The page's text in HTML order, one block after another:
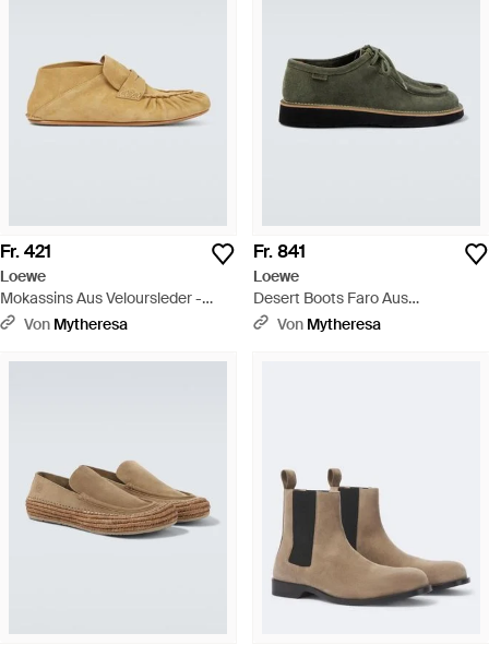
Fr. 421
Loewe
Mokassins Aus Veloursleder -
Natur
Von Mytheresa
Fr. 841
Loewe
Desert Boots Faro Aus
Veloursleder - Grün
Von Mytheresa